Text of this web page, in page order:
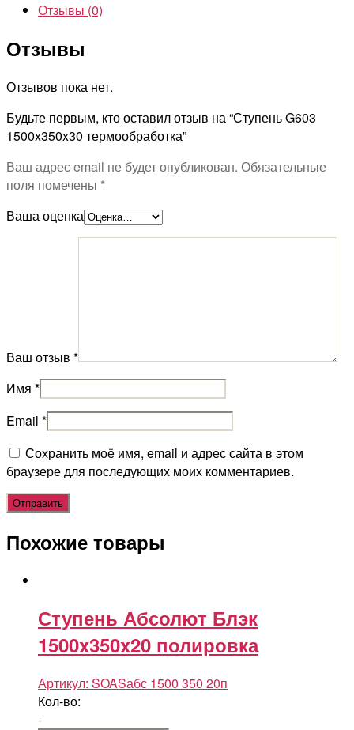
Отзывы (0)
Отзывы
Отзывов пока нет.
Будьте первым, кто оставил отзыв на “Ступень G603
1500x350x30 термообработка”
Ваш адрес email не будет опубликован. Обязательные
поля помечены *
Ваша оценка
Ваш отзыв *
Имя *
Email *
Сохранить моё имя, email и адрес сайта в этом
браузере для последующих моих комментариев.
Похожие товары
Ступень Абсолют Блэк
1500x350x20 полировка
Артикул: SOASабс 1500 350 20п
Кол-во:
-